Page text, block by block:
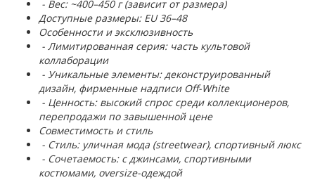
- Вес: ~400–450 г (зависит от размера)
Доступные размеры: EU 36–48
Особенности и эксклюзивность
- Лимитированная серия: часть культовой
коллаборации
- Уникальные элементы: деконструированный
дизайн, фирменные надписи Off-White
- Ценность: высокий спрос среди коллекционеров,
перепродажи по завышенной цене
Совместимость и стиль
- Стиль: уличная мода (streetwear), спортивный люкс
- Сочетаемость: с джинсами, спортивными
костюмами, oversize-одеждой